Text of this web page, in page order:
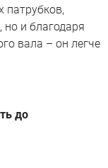
патрубков,
но и благодаря
вала – он легче
до